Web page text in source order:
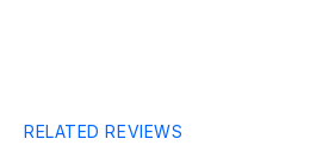
RELATED REVIEWS